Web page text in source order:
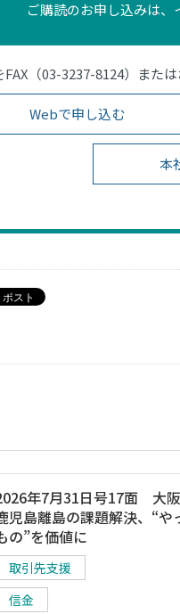
ご購読のお申し込みは、
FAX（03-3237-8124）また
Webで申し込む
本
年7月31日号17面 大阪
児島離島の課題解決、“や
の”を価値に
取引先支援
信金